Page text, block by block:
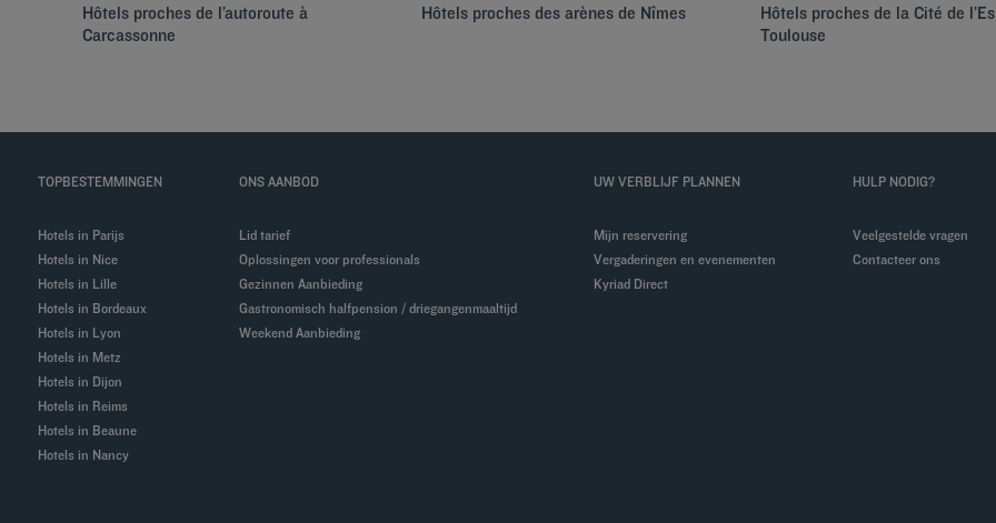
Hôtels proches de l’autoroute à
Carcassonne
Hôtels proches des arènes de Nîmes
Hôtels proches de la Cité de
Toulouse
TOPBESTEMMINGEN
Hotels in Parijs
Hotels in Nice
Hotels in Lille
Hotels in Bordeaux
Hotels in Lyon
Hotels in Metz
Hotels in Dijon
Hotels in Reims
Hotels in Beaune
Hotels in Nancy
ONS AANBOD
Lid tarief
Oplossingen voor professionals
Gezinnen Aanbieding
Gastronomisch halfpension / driegangenmaaltijd
Weekend Aanbieding
UW VERBLIJF PLANNEN
Mijn reservering
Vergaderingen en evenementen
Kyriad Direct
HULP NODIG?
Veelgestelde vragen
Contacteer ons